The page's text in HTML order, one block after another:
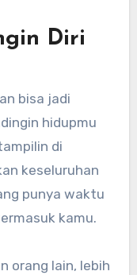
Diri
bisa jadi
hidupmu
di
keseluruhan
punya waktu
kamu.
orang lain, lebih